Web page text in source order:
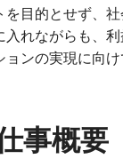
を目的とせず、
入れながらも、
ョンの実現に向け
事概要